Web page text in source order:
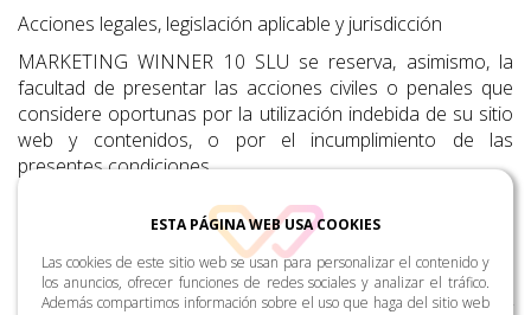
Acciones legales, legislación aplicable y jurisdicción
MARKETING WINNER 10 SLU se reserva, asimismo, la
facultad de presentar las acciones civiles o penales que
considere oportunas por la utilización indebida de su sitio
web y contenidos, o por el incumplimiento de las
presentes condiciones.
La relación entre el usuario y el prestador se regirá por la
normativa vigente y de aplicación en el territorio español.
De surgir cualquier controversia las partes podrán
someter sus conflictos a arbitraje o acudir a la jurisdicción
ordinaria cumpliendo con las normas sobre jurisdicción y
ESTA PÁGINA WEB USA COOKIES
Las cookies de este sitio web se usan para personalizar el contenido y
los anuncios, ofrecer funciones de redes sociales y analizar el tráfico.
Además compartimos información sobre el uso que haga del sitio web